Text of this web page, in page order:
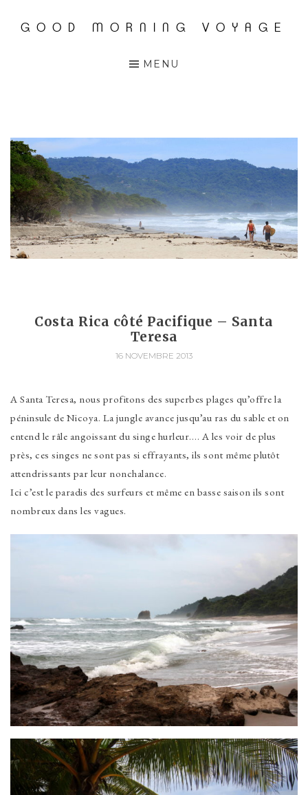
AccéderGOOD MORNING VOYAGE
MENU
Costa Rica côté Pacifique – Santa
Teresa
16 NOVEMBRE 2013
A Santa Teresa, nous profitons des superbes plages qu’offre la
péninsule de Nicoya. La jungle avance jusqu’au ras du sable et on
entend le râle angoissant du singe hurleur…. A les voir de plus
près, ces singes ne sont pas si effrayants, ils sont même plutôt
attendrissants par leur nonchalance.
Ici c’est le paradis des surfeurs et même en basse saison ils sont
nombreux dans les vagues.